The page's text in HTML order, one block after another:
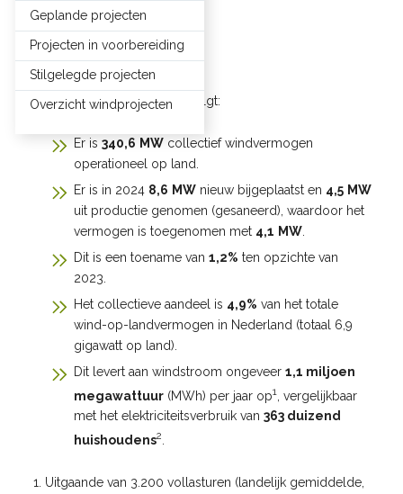
In het kort
De situatie eind 2024 is als volgt:
Er is 340,6 MWcollectief windvermogen
operationeel op land.
Er is in 2024 8,6 MWnieuw bijgeplaatst en 4,5 MW
uit productie genomen (gesaneerd), waardoor het
vermogen is toegenomen met 4,1 MW.
Dit is een toename van 1,2% ten opzichte van
2023.
Het collectieve aandeel is 4,9% van het totale
wind-op-landvermogen in Nederland (totaal 6,9
gigawatt op land).
Dit levert aan windstroom ongeveer 1,1 miljoen
megawattuur(MWh) per jaar op1, vergelijkbaar
met het elektriciteitsverbruik van 363 duizend
huishoudens2
Uitgaande van 3.200 vollasturen (landelijk gemiddelde,
Geplande projecten
Projecten in voorbereiding
Stilgelegde projecten
Overzicht windprojecten